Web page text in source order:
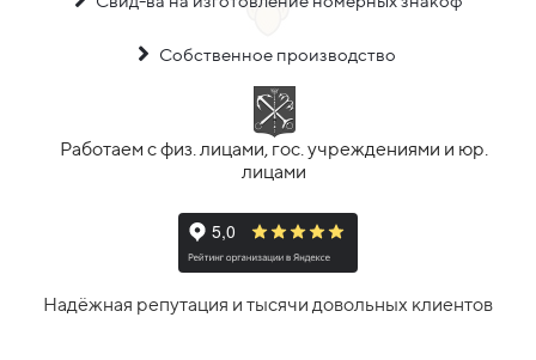
Собственное производство
Работаем с физ. лицами, гос. учреждениями и юр.
лицами
Надёжная репутация и тысячи довольных клиентов